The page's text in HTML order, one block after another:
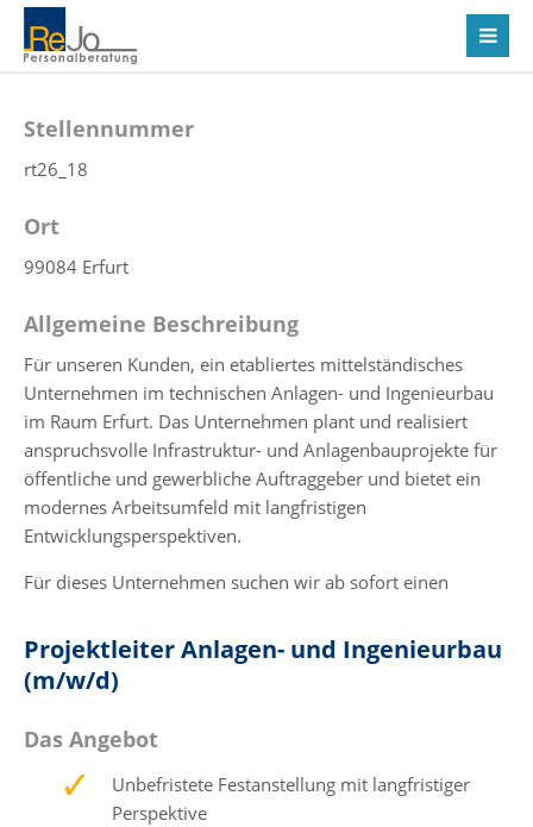
Stellennummer
rt26_18
Ort
99084 Erfurt
Allgemeine Beschreibung
Für unseren Kunden, ein etabliertes mittelständisches
Unternehmen im technischen Anlagen- und Ingenieurbau
im Raum Erfurt. Das Unternehmen plant und realisiert
anspruchsvolle Infrastruktur- und Anlagenbauprojekte für
öffentliche und gewerbliche Auftraggeber und bietet ein
modernes Arbeitsumfeld mit langfristigen
Entwicklungsperspektiven.
Für dieses Unternehmen suchen wir ab sofort einen
Projektleiter Anlagen- und Ingenieurbau
(m/w/d)
Das Angebot
Unbefristete Festanstellung mit langfristiger
Perspektive